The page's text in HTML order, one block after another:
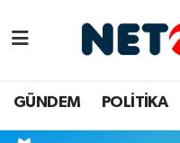
GÜNDEM POLİTİKA